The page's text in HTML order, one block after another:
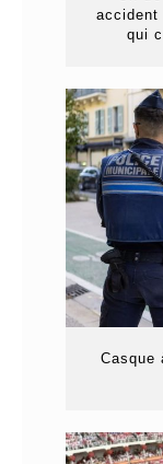
accident
qui